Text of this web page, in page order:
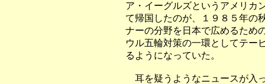
ア・イーグルズというアメリカ
て帰国したのが、１９８５年の
ナーの分野を日本で広めるため
ウル五輪対策の一環としてテー
るようになっていた。
耳を疑うようなニュースが入